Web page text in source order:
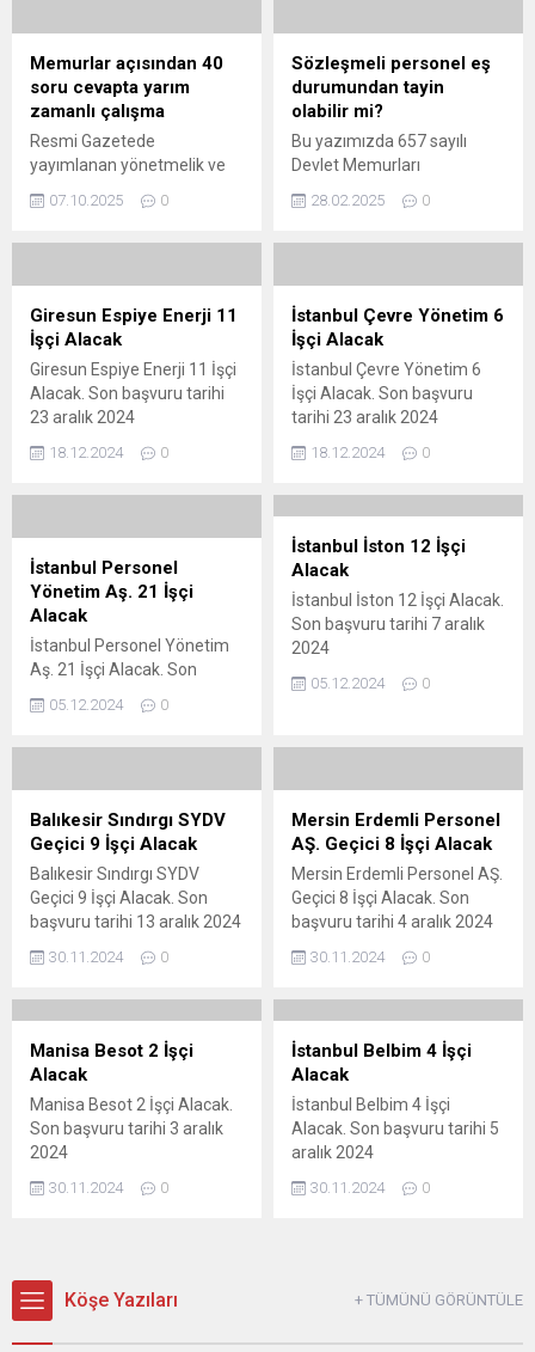
süreci başlattı. Türkiye
genelinde bir çok ilde
gerçekleştirilecek alım
kapsamında toplam işçi ve
edilecek. Başvuruların KPSS
şartı aranmaksızın alınacak
olması ve yerleştirmenin
olması, süreci geniş bir...
Memurlar açısından 40
soru cevapta yarım
zamanlı çalışma
Resmi Gazetede
yayımlanan yönetmelik ve
özelinde yarım zamanlı
memurlar.net ziyaretçilerine
sunuyoruz.
07.10.2025 0
Sözleşmeli personel eş
durumundan tayin
olabilir mi?
Bu yazımızda 657 sayılı
Devlet Memurları
göre istihdam edilen
değişikliğinin ve birimler
arası aktarımının nasıl
yapılacağı konusunda
açıklamalarda
bulunulacaktır.
28.02.2025 0
Giresun Espiye Enerji 11
İşçi Alacak
Giresun Espiye Enerji 11 İşçi
Alacak. Son başvuru tarihi
23 aralık 2024
18.12.2024 0
İstanbul Çevre Yönetim 6
İşçi Alacak
İstanbul Çevre Yönetim 6
İşçi Alacak. Son başvuru
tarihi 23 aralık 2024
18.12.2024 0
İstanbul Personel
Yönetim Aş. 21 İşçi
Alacak
İstanbul Personel Yönetim
Aş. 21 İşçi Alacak. Son
05.12.2024 0
İstanbul İston 12 İşçi
Alacak
İstanbul İston 12 İşçi Alacak.
Son başvuru tarihi 7 aralık
2024
05.12.2024 0
Balıkesir Sındırgı SYDV
Geçici 9 İşçi Alacak
Balıkesir Sındırgı SYDV
Geçici 9 İşçi Alacak. Son
başvuru tarihi 13 aralık 2024
30.11.2024 0
Mersin Erdemli Personel
AŞ. Geçici 8 İşçi Alacak
Mersin Erdemli Personel AŞ.
Geçici 8 İşçi Alacak. Son
başvuru tarihi 4 aralık 2024
30.11.2024 0
Manisa Besot 2 İşçi
Alacak
Manisa Besot 2 İşçi Alacak.
Son başvuru tarihi 3 aralık
2024
30.11.2024 0
İstanbul Belbim 4 İşçi
Alacak
İstanbul Belbim 4 İşçi
Alacak. Son başvuru tarihi 5
aralık 2024
30.11.2024 0
Köşe Yazıları + TÜMÜNÜ GÖRÜNTÜLE